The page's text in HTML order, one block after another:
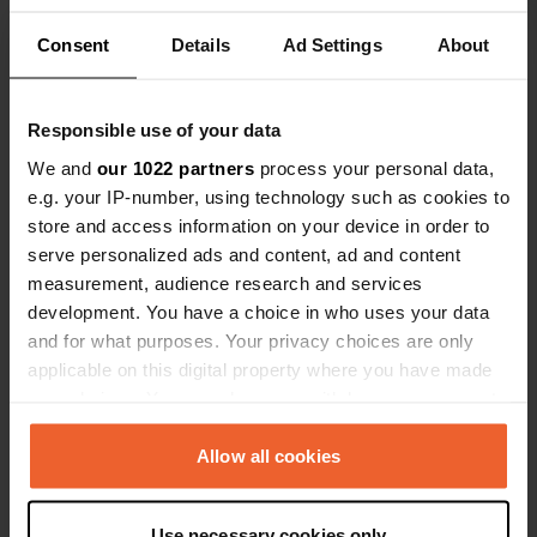
Consent Details Ad Settings About
Responsible use of your data
We and our 1022 partners process your personal data,
e.g. your IP-number, using technology such as cookies to
store and access information on your device in order to
serve personalized ads and content, ad and content
measurement, audience research and services
development. You have a choice in who uses your data
and for what purposes. Your privacy choices are only
applicable on this digital property where you have made
any time from the Cookie Declaration or by clicking on
the Privacy trigger icon.Allow all cookies
Es-tu déjà venu ici ?
Contact
Camiño de Pintin
27600, Sarria, Espagne
Copie
Coordonnées
42° 46' 34" N 7° 23' 44" W